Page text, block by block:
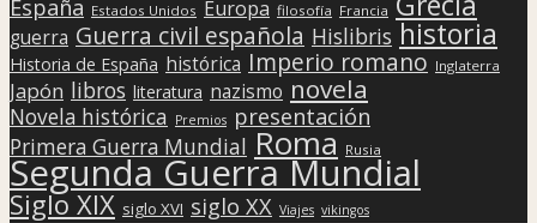
España Estados Unidos Europa filosofía Francia
guerra Guerra civil española Hislibris historia
Historia de España histórica Imperio romano Inglaterra
Japón libros literatura nazismo novela
Novela histórica Premios presentación
Primera Guerra Mundial Roma Rusia
Segunda Guerra Mundial
Siglo XIX siglo XVI siglo XX Viajes vikingos